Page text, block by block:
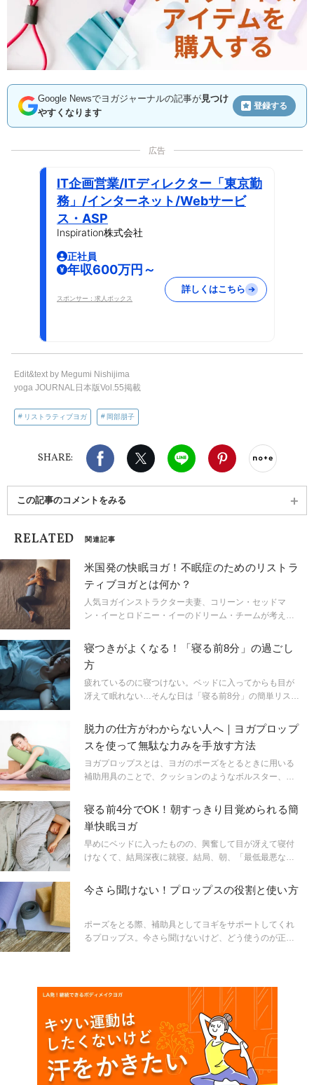
Google Newsでヨガジャーナルの記事が見つけ
やすくなります
登録する
広告
IT企画営業/ITディレクター「東京勤
務」/インターネット/Webサービ
ス・ASP
Inspiration株式会社
正社員
年収600万円～
スポンサー：求人ボックス
詳しくはこちら
Edit&text by Megumi Nishijima
yoga JOURNAL日本版Vol.55掲載
リストラティブヨガ 岡部朋子
SHARE:
Facebook X（旧twitter）
LINE Pinterest
この記事のコメントをみる
RELATED 関連記事
米国発の快眠ヨガ！不眠症のためのリストラ
ティブヨガとは何か？
人気ヨガインストラクター夫妻、コリーン・セッドマ
ン・イーとロドニー・イーのドリーム・チームが考え出
ガ」。ボルスターやベルト、ブランケットなどのプロッ
プス（道具）を使い、その上に横たわることで体に負荷
をかけず、リラクゼーションへと誘うリストラティブヨ
ガを中心に、瞑想、エッセンシャルオイル、レイキ（エ
ネルギーバランスを整える手法）のコンビネーション
もたらしてくれるはずだ。
寝つきがよくなる！「寝る前8分」の過ごし
方
疲れているのに寝つけない。ベッドに入ってからも目が
冴えて眠れない…そんな日は「寝る前8分」の簡単リスト
ストラティブヨガを指導するリザ・ロウィッツ先生に教
えていただきました。
脱力の仕方がわからない人へ｜ヨガプロップ
スを使って無駄な力みを手放す方法
ヨガプロップスとは、ヨガのポーズをとるときに用いる
補助用具のことで、クッションのようなボルスター、高
レッチなどにも使えるベルト、体の保温に役立つブラン
ケットなどがあります。今回は、ヨガティーチャーの平
賀きょう子先生に、ヨガプロップスを使ってリラックス
する方法を教わりました。
寝る前4分でOK！朝すっきり目覚められる簡
単快眠ヨガ
早めにベッドに入ったものの、興奮して目が冴えて寝付
けなくて、結局深夜に就寝。結局、朝、「最低最悪な気
ず。そんなときぜひ試してほしいポーズをご紹介。ポー
ズと言っても、クッションさえあればできてしまうし、
持ちよく眠りにつこう。リストラティブヨガを指導する
リザ・ロウィッツ先生に教えていただいた。
今さら聞けない！プロップスの役割と使い方
ポーズをとる際、補助具としてヨギをサポートしてくれ
るプロップス。今さら聞けないけど、どう使うのが正し